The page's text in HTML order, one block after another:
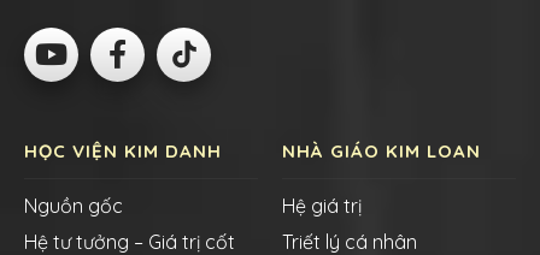
HỌC VIỆN KIM DANH
Nguồn gốc
Hệ tư tưởng – Giá trị cốt
NHÀ GIÁO KIM LOAN
Hệ giá trị
Triết lý cá nhân